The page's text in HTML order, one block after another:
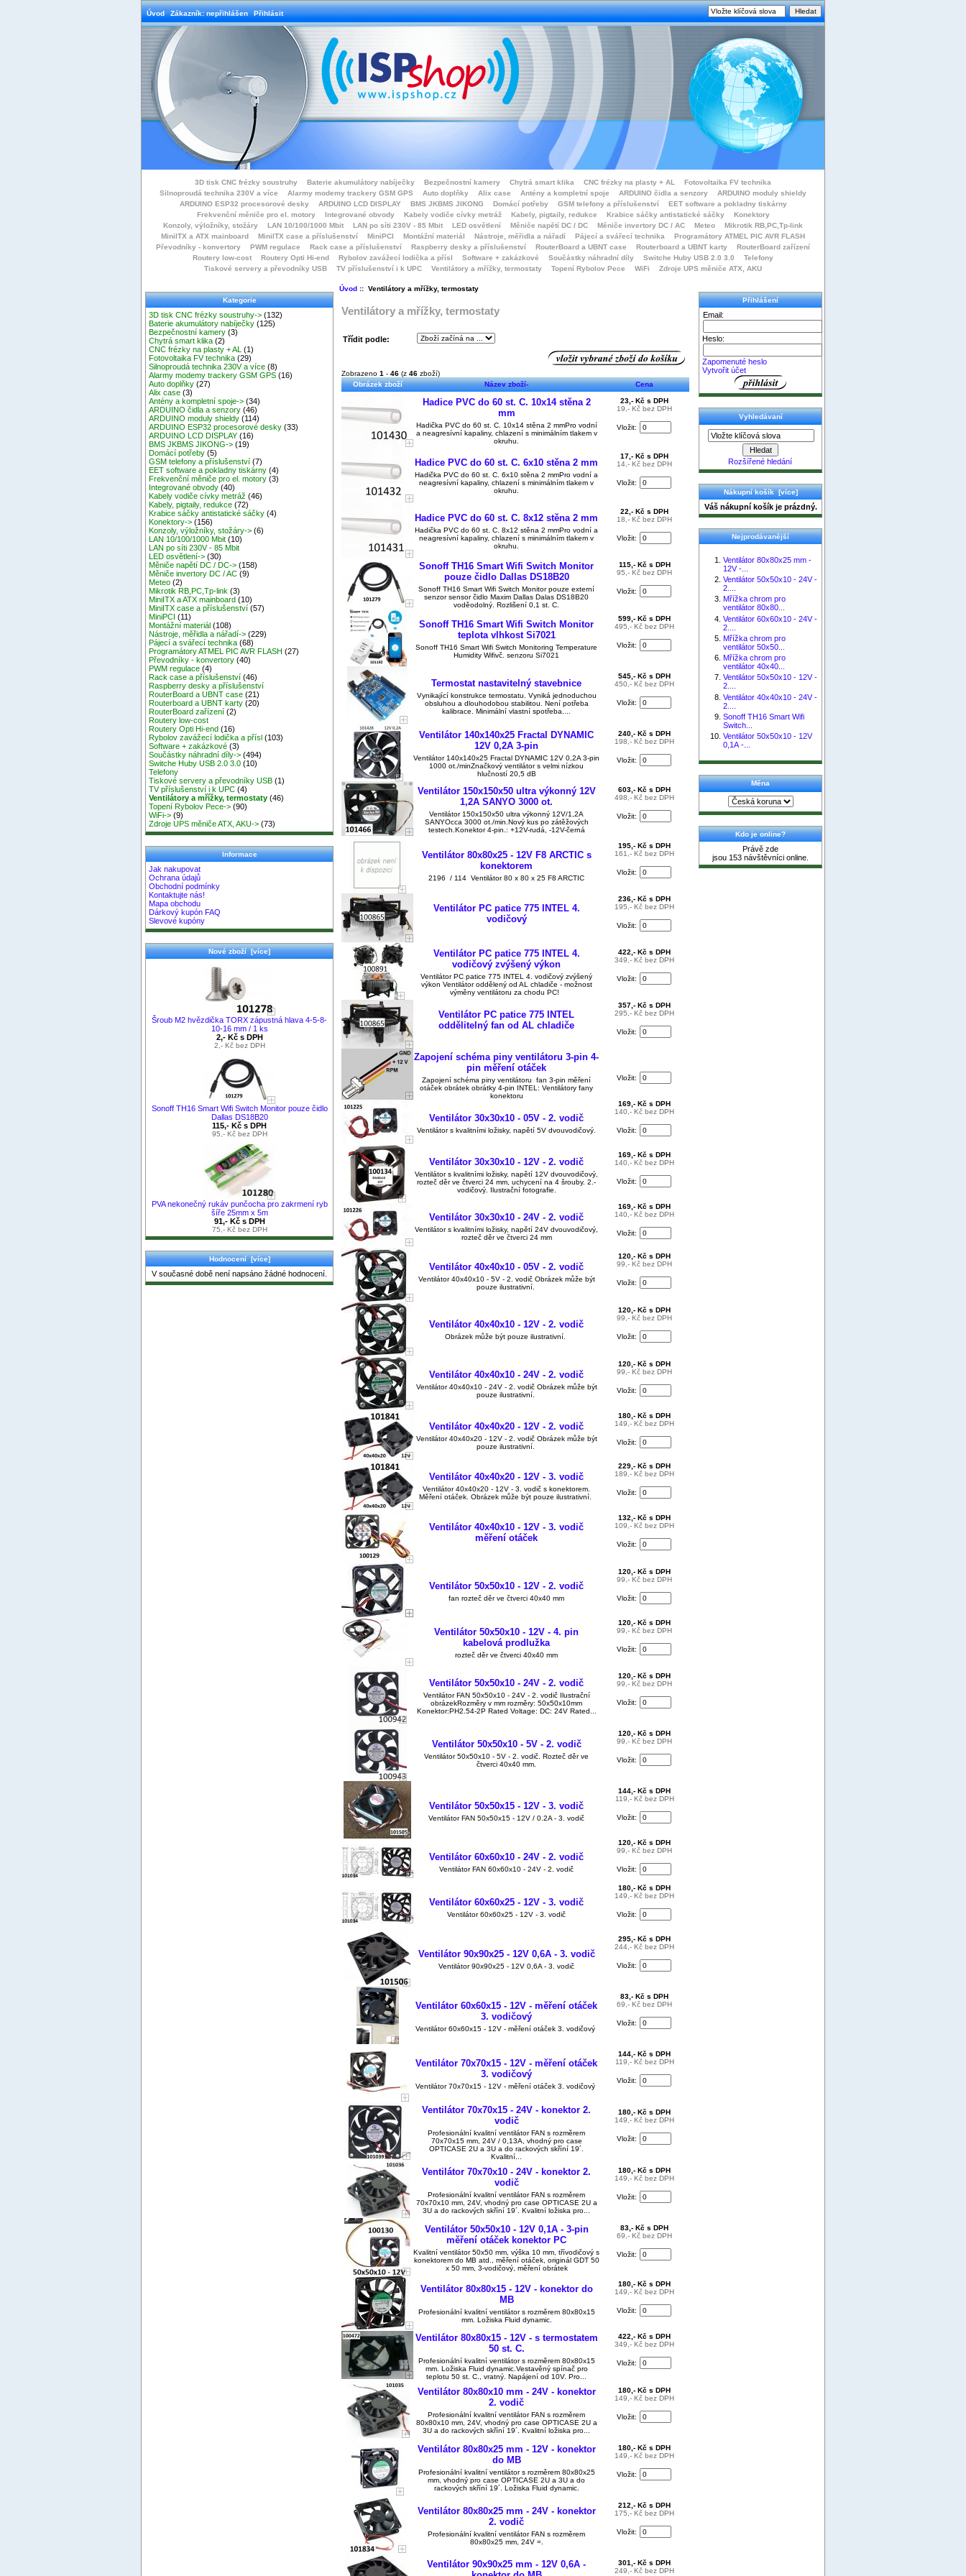
Úvod Zákazník: nepřihlášen Přihlásit
3D tisk CNC frézky soustruhy Baterie akumulátory nabíječky Bezpečnostní kamery Chytrá smart klika CNC frézky na plasty + AL
Fotovoltaika FV technika
Silnoproudá technika 230V a více
Alarmy modemy trackery GSM GPS Auto doplňky Alix case Antény a kompletní spoje ARDUINO čidla a senzory
ARDUINO moduly shieldy
ARDUINO ESP32 procesorové desky
ARDUINO LCD DISPLAY BMS JKBMS JIKONG Domácí potřeby GSM telefony a příslušenství
EET software a pokladny tiskárny
Frekvenční měniče pro el. motory
Integrované obvody Kabely vodiče cívky metráž Kabely, pigtaily, redukce Krabice sáčky antistatické sáčky
Konektory
Konzoly, výložníky, stožáry
LAN 10/100/1000 Mbit LAN po síti 230V - 85 Mbit LED osvětlení Měniče napětí DC / DC Měniče invertory DC / AC Meteo
Mikrotik RB,PC,Tp-link
MiniITX a ATX mainboard
MiniITX case a příslušenství MiniPCI Montážní materiál Nástroje, měřidla a nářadí Pájecí a svářecí technika
Programátory ATMEL PIC AVR FLASH
Převodníky - konvertory
PWM regulace Rack case a příslušenství Raspberry desky a příslušenství RouterBoard a UBNT case Routerboard a UBNT karty
RouterBoard zařízení
Routery low-cost
Routery Opti Hi-end Rybolov zavážecí lodička a přísl Software + zakázkové Součástky náhradní díly Switche Huby USB 2.0 3.0
Telefony
Tiskové servery a převodníky USB
TV příslušenství i k UPC Ventilátory a mřížky, termostaty Topení Rybolov Pece WiFi Zdroje UPS měniče ATX, AKU
Kategorie
3D tisk CNC frézky soustruhy-> (132)
Baterie akumulátory nabíječky (125)
Bezpečnostní kamery (3)
Chytrá smart klika (2)
CNC frézky na plasty + AL
(1)
Fotovoltaika FV technika (29)
Silnoproudá technika 230V a více (8)
Alarmy modemy trackery GSM GPS (16)
Auto doplňky (27)
Alix case (3)
Antény a kompletní spoje-> (34)
ARDUINO čidla a senzory (46)
ARDUINO moduly shieldy (114)
ARDUINO ESP32 procesorové desky (33)
ARDUINO LCD DISPLAY (16)
BMS JKBMS JIKONG-> (19)
Domácí potřeby (5)
GSM telefony a příslušenství (7)
EET software a pokladny tiskárny (4)
Frekvenční měniče pro el. motory (3)
Integrované obvody (40)
Kabely vodiče cívky metráž (46)
Kabely, pigtaily, redukce (72)
Krabice sáčky antistatické sáčky (4)
Konektory-> (156)
Konzoly, výložníky, stožáry-> (6)
LAN 10/100/1000 Mbit (10)
LAN po síti 230V - 85 Mbit
LED osvětlení-> (30)
Měniče napětí DC / DC-> (158)
Měniče invertory DC / AC (9)
Meteo (2)
Mikrotik RB,PC,Tp-link (3)
MiniITX a ATX mainboard (10)
MiniITX case a příslušenství (57)
MiniPCI (11)
Montážní materiál (108)
Nástroje, měřidla a nářadí-> (229)
Pájecí a svářecí technika (68)
Programátory ATMEL PIC AVR FLASH (27)
Převodníky - konvertory (40)
PWM regulace (4)
Rack case a příslušenství (46)
Raspberry desky a příslušenství
RouterBoard a UBNT case (21)
Routerboard a UBNT karty (20)
RouterBoard zařízení (2)
Routery low-cost
Routery Opti Hi-end (16)
Rybolov zavážecí lodička a přísl (103)
Software + zakázkové (3)
Součástky náhradní díly-> (494)
Switche Huby USB 2.0 3.0 (10)
Telefony
Tiskové servery a převodníky USB (1)
TV příslušenství i k UPC (4)
Ventilátory a mřížky, termostaty (46)
Topení Rybolov Pece-> (90)
WiFi-> (9)
Zdroje UPS měniče ATX, AKU-> (73)
Informace
Jak nakupovat
Ochrana údajů
Obchodní podmínky
Kontaktujte nás!
Mapa obchodu
Dárkový kupón FAQ
Slevové kupóny
Nové zboží [více]
Šroub M2 hvězdička TORX zápustná hlava 4-5-8-
10-16 mm / 1 ks
2,- Kč s DPH
2,- Kč bez DPH
Sonoff TH16 Smart Wifi Switch Monitor pouze čidlo
Dallas DS18B20
115,- Kč s DPH
95,- Kč bez DPH
PVA nekonečný rukáv punčocha pro zakrmení ryb
šíře 25mm x 5m
91,- Kč s DPH
75,- Kč bez DPH
Hodnocení [více]
V současné době není napsáno žádné hodnocení.
Úvod:: Ventilátory a mřížky, termostaty
Ventilátory a mřížky, termostaty
Třídit podle:
Zobrazeno 1 - 46 (z 46 zboží)
Obrázek zboží
Název zboží- Cena
Hadice PVC do 60 st. C. 10x14 stěna 2
mm
Hadička PVC do 60 st. C. 10x14 stěna 2 mmPro vodní
a neagresívní kapaliny, chlazení s minimálním tlakem v
okruhu.
23,- Kč s DPH
19,- Kč bez DPH
Vložit:
Hadice PVC do 60 st. C. 6x10 stěna 2 mm
Hadička PVC do 60 st. C. 6x10 stěna 2 mmPro vodní a
neagresívní kapaliny, chlazení s minimálním tlakem v
okruhu.
17,- Kč s DPH
14,- Kč bez DPH
Vložit:
Hadice PVC do 60 st. C. 8x12 stěna 2 mm
Hadička PVC do 60 st. C. 8x12 stěna 2 mmPro vodní a
neagresívní kapaliny, chlazení s minimálním tlakem v
okruhu.
22,- Kč s DPH
18,- Kč bez DPH
Vložit:
Sonoff TH16 Smart Wifi Switch Monitor
pouze čidlo Dallas DS18B20
Sonoff TH16 Smart Wifi Switch Monitor pouze externí
senzor sensor čidlo Maxim Dallas Dalas DS18B20
voděodolný. Rozlišení 0,1 st. C.
115,- Kč s DPH
95,- Kč bez DPH
Vložit:
Sonoff TH16 Smart Wifi Switch Monitor
teplota vlhkost Si7021
Sonoff TH16 Smart Wifi Switch Monitoring Temperature
Humidity Wifivč. senzoru Si7021
599,- Kč s DPH
495,- Kč bez DPH
Vložit:
Termostat nastavitelný stavebnice
Vynikající konstrukce termostatu. Vyniká jednoduchou
obsluhou a dlouhodobou stabilitou. Není potřeba
kalibrace. Minimální vlastní spotřeba....
545,- Kč s DPH
450,- Kč bez DPH
Vložit:
Ventilátor 140x140x25 Fractal DYNAMIC
12V 0,2A 3-pin
Ventilátor 140x140x25 Fractal DYNAMIC 12V 0,2A 3-pin
1000 ot./minZnačkový ventilátor s velmi nízkou
hlučností 20,5 dB
240,- Kč s DPH
198,- Kč bez DPH
Vložit:
Ventilátor 150x150x50 ultra výkonný 12V
1,2A SANYO 3000 ot.
Ventilátor 150x150x50 ultra výkonný 12V/1,2A
SANYOcca 3000 ot./min.Nový kus po zátěžových
testech.Konektor 4-pin.: +12V-rudá, -12V-černá
603,- Kč s DPH
498,- Kč bez DPH
Vložit:
Ventilátor 80x80x25 - 12V F8 ARCTIC s
konektorem
2196 / 114 Ventilátor 80 x 80 x 25 F8 ARCTIC
195,- Kč s DPH
161,- Kč bez DPH
Vložit:
Ventilátor PC patice 775 INTEL 4.
vodičový
236,- Kč s DPH
195,- Kč bez DPH
Vložit:
Ventilátor PC patice 775 INTEL 4.
vodičový zvýšený výkon
Ventilátor PC patice 775 INTEL 4. vodičový zvýšený
výkon Ventilátor oddělený od AL chladiče - možnost
výměny ventilátoru za chodu PC!
422,- Kč s DPH
349,- Kč bez DPH
Vložit:
Ventilátor PC patice 775 INTEL
oddělitelný fan od AL chladiče
357,- Kč s DPH
295,- Kč bez DPH
Vložit:
Zapojení schéma piny ventilátoru 3-pin 4-
pin měření otáček
Zapojení schéma piny ventilátoru fan 3-pin měření
otáček obrátek obrátky 4-pin INTEL: Ventilátory fany
konektoru
Vložit:
Ventilátor 30x30x10 - 05V - 2. vodič
Ventilátor s kvalitními ložisky, napětí 5V dvouvodičový.
169,- Kč s DPH
140,- Kč bez DPH
Vložit:
Ventilátor 30x30x10 - 12V - 2. vodič
Ventilátor s kvalitními ložisky, napětí 12V dvouvodičový,
rozteč děr ve čtverci 24 mm, uchycení na 4 šrouby. 2.-
vodičový. Ilustrační fotografie.
169,- Kč s DPH
140,- Kč bez DPH
Vložit:
Ventilátor 30x30x10 - 24V - 2. vodič
Ventilátor s kvalitními ložisky, napětí 24V dvouvodičový,
rozteč děr ve čtverci 24 mm
169,- Kč s DPH
140,- Kč bez DPH
Vložit:
Ventilátor 40x40x10 - 05V - 2. vodič
Ventilátor 40x40x10 - 5V - 2. vodič Obrázek může být
pouze ilustrativní.
120,- Kč s DPH
99,- Kč bez DPH
Vložit:
Ventilátor 40x40x10 - 12V - 2. vodič
Obrázek může být pouze ilustrativní.
120,- Kč s DPH
99,- Kč bez DPH
Vložit:
Ventilátor 40x40x10 - 24V - 2. vodič
Ventilátor 40x40x10 - 24V - 2. vodič Obrázek může být
pouze ilustrativní.
120,- Kč s DPH
99,- Kč bez DPH
Vložit:
Ventilátor 40x40x20 - 12V - 2. vodič
Ventilátor 40x40x20 - 12V - 2. vodič Obrázek může být
pouze ilustrativní.
180,- Kč s DPH
149,- Kč bez DPH
Vložit:
Ventilátor 40x40x20 - 12V - 3. vodič
Ventilátor 40x40x20 - 12V - 3. vodič s konektorem.
Měření otáček. Obrázek může být pouze ilustrativní.
229,- Kč s DPH
189,- Kč bez DPH
Vložit:
Ventilátor 40x40x10 - 12V - 3. vodič
měření otáček
132,- Kč s DPH
109,- Kč bez DPH
Vložit:
Ventilátor 50x50x10 - 12V - 2. vodič
fan rozteč děr ve čtverci 40x40 mm
120,- Kč s DPH
99,- Kč bez DPH
Vložit:
Ventilátor 50x50x10 - 12V - 4. pin
kabelová prodlužka
rozteč děr ve čtverci 40x40 mm
120,- Kč s DPH
99,- Kč bez DPH
Vložit:
Ventilátor 50x50x10 - 24V - 2. vodič
Ventilátor FAN 50x50x10 - 24V - 2. vodič Ilustrační
obrázekRozměry v mm rozměry: 50x50x10mm
Konektor:PH2.54-2P Rated Voltage: DC: 24V Rated...
120,- Kč s DPH
99,- Kč bez DPH
Vložit:
Ventilátor 50x50x10 - 5V - 2. vodič
Ventilátor 50x50x10 - 5V - 2. vodič. Rozteč děr ve
čtverci 40x40 mm.
120,- Kč s DPH
99,- Kč bez DPH
Vložit:
Ventilátor 50x50x15 - 12V - 3. vodič
Ventilátor FAN 50x50x15 - 12V / 0.2A - 3. vodič
144,- Kč s DPH
119,- Kč bez DPH
Vložit:
Ventilátor 60x60x10 - 24V - 2. vodič
Ventilátor FAN 60x60x10 - 24V - 2. vodič
120,- Kč s DPH
99,- Kč bez DPH
Vložit:
Ventilátor 60x60x25 - 12V - 3. vodič
Ventilátor 60x60x25 - 12V - 3. vodič
180,- Kč s DPH
149,- Kč bez DPH
Vložit:
Ventilátor 90x90x25 - 12V 0,6A - 3. vodič
Ventilátor 90x90x25 - 12V 0,6A - 3. vodič
295,- Kč s DPH
244,- Kč bez DPH
Vložit:
Ventilátor 60x60x15 - 12V - měření otáček
3. vodičový
Ventilátor 60x60x15 - 12V - měření otáček 3. vodičový
83,- Kč s DPH
69,- Kč bez DPH
Vložit:
Ventilátor 70x70x15 - 12V - měření otáček
3. vodičový
Ventilátor 70x70x15 - 12V - měření otáček 3. vodičový
144,- Kč s DPH
119,- Kč bez DPH
Vložit:
Ventilátor 70x70x15 - 24V - konektor 2.
vodič
Profesionální kvalitní ventilátor FAN s rozměrem
70x70x15 mm, 24V / 0,13A, vhodný pro case
OPTICASE 2U a 3U a do rackových skříní 19´.
Kvalitní...
180,- Kč s DPH
149,- Kč bez DPH
Vložit:
Ventilátor 70x70x10 - 24V - konektor 2.
vodič
Profesionální kvalitní ventilátor FAN s rozměrem
70x70x10 mm, 24V, vhodný pro case OPTICASE 2U a
3U a do rackových skříní 19´. Kvalitní ložiska pro...
180,- Kč s DPH
149,- Kč bez DPH
Vložit:
Ventilátor 50x50x10 - 12V 0,1A - 3-pin
měření otáček konektor PC
Kvalitní ventilátor 50x50 mm, výška 10 mm, třívodičový s
konektorem do MB atd., měření otáček, originál GDT 50
x 50 mm, 3-vodičový, měření obrátek
83,- Kč s DPH
69,- Kč bez DPH
Vložit:
Ventilátor 80x80x15 - 12V - konektor do
MB
Profesionální kvalitní ventilátor s rozměrem 80x80x15
mm. Ložiska Fluid dynamic.
180,- Kč s DPH
149,- Kč bez DPH
Vložit:
Ventilátor 80x80x15 - 12V - s termostatem
50 st. C.
Profesionální kvalitní ventilátor s rozměrem 80x80x15
mm. Ložiska Fluid dynamic.Vestavěný spínač pro
teplotu 50 st. C., vratný. Napájení od 10V. Pro...
422,- Kč s DPH
349,- Kč bez DPH
Vložit:
Ventilátor 80x80x10 mm - 24V - konektor
2. vodič
Profesionální kvalitní ventilátor FAN s rozměrem
80x80x10 mm, 24V, vhodný pro case OPTICASE 2U a
3U a do rackových skříní 19´. Kvalitní ložiska pro...
180,- Kč s DPH
149,- Kč bez DPH
Vložit:
Ventilátor 80x80x25 mm - 12V - konektor
do MB
Profesionální kvalitní ventilátor s rozměrem 80x80x25
mm, vhodný pro case OPTICASE 2U a 3U a do
rackových skříní 19´. Ložiska Fluid dynamic.
180,- Kč s DPH
149,- Kč bez DPH
Vložit:
Ventilátor 80x80x25 mm - 24V - konektor
2. vodič
Profesionální kvalitní ventilátor FAN s rozměrem
80x80x25 mm, 24V =.
212,- Kč s DPH
175,- Kč bez DPH
Vložit:
Ventilátor 90x90x25 mm - 12V 0,6A -
301,- Kč s DPH
249,- Kč bez DPH
Přihlášení
Email:
Heslo:
Zapomenuté heslo
Vytvořit účet
Vyhledávaní
Rozšířené hledání
Nákupní košík [více]
Váš nákupní košík je prázdný.
Nejprodávanější
Ventilátor 80x80x25 mm -
12V -...
Ventilátor 50x50x10 - 24V -
2....
Mřížka chrom pro
ventilátor 80x80...
Ventilátor 60x60x10 - 24V -
2....
Mřížka chrom pro
ventilátor 50x50...
Mřížka chrom pro
ventilátor 40x40...
Ventilátor 50x50x10 - 12V -
2....
Ventilátor 40x40x10 - 24V -
2....
Sonoff TH16 Smart Wifi
Switch...
Ventilátor 50x50x10 - 12V
0,1A -...
Měna
Kdo je online?
Právě zde
jsou 153 návštěvníci online.